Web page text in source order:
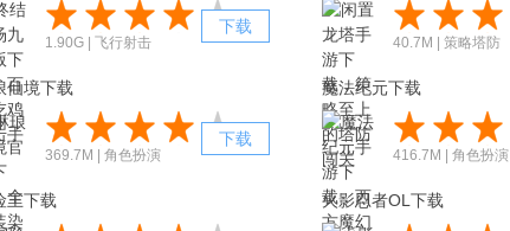
1.90G | 飞行射击
下载
40.7M | 策略塔防
仙境下载
369.7M | 角色扮演
下载
魔法纪元下载
416.7M | 角色扮演
王下载 火影忍者OL下载